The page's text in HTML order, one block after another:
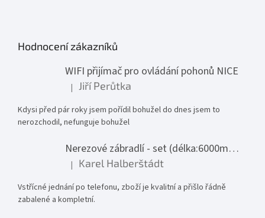
Hodnocení zákazníků
WIFI přijímač pro ovládání pohonů NICE
Hodnocení produktu je 1 z 5 hvězdiček.
| Jiří Perůtka
Kdysi před pár roky jsem pořídil bohužel do dnes jsem to
nerozchodil, nefunguje bohužel
Nerezové zábradlí - set (délka:6000mm x výška:1000mm)
Hodnocení produktu je 5 z 5 hvězdiček.
| Karel Halberštádt
Vstřícné jednání po telefonu, zboží je kvalitní a přišlo řádně
zabalené a kompletní.